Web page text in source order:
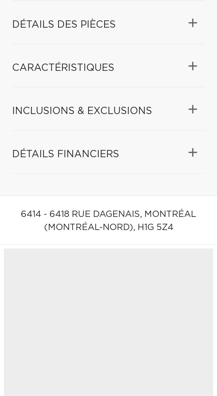
DÉTAILS DES PIÈCES
CARACTÉRISTIQUES
INCLUSIONS & EXCLUSIONS
DÉTAILS FINANCIERS
6414 - 6418 RUE DAGENAIS, MONTRÉAL
(MONTRÉAL-NORD), H1G 5Z4